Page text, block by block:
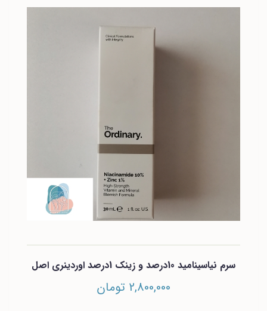
سرم نیاسینامید 10درصد و زینک 1درصد اوردینری اصل
2,800,000 تومان